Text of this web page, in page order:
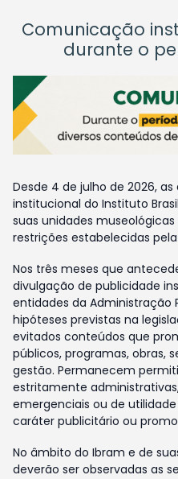
Comunicação
durante o
Desde 4 de julho de 2026,
institucional do Instituto
suas unidades
restrições estabelecidas
Nos três meses que
divulgação de publicidade
entidades da Administração
hipóteses previstas na
evitados conteúdos que
públicos, programas, obras,
gestão. Permanecem
estritamente
emergenciais ou de
caráter publicitário ou
No âmbito do Ibram e de
deverão ser observadas as